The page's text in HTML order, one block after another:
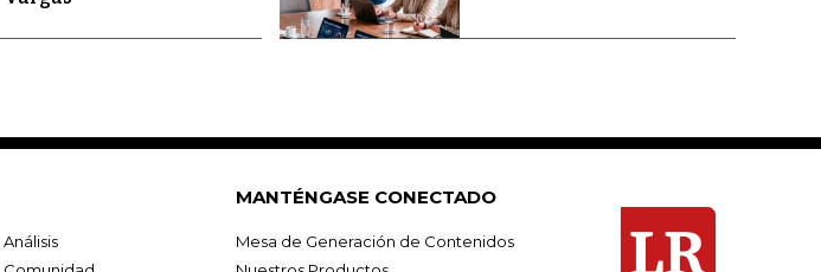
Análisis
MANTÉNGASE CONECTADO
Mesa de Generación de Contenidos